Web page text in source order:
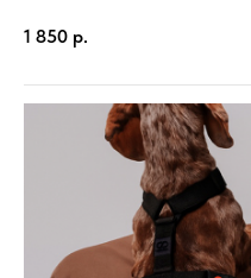
1 850 р.